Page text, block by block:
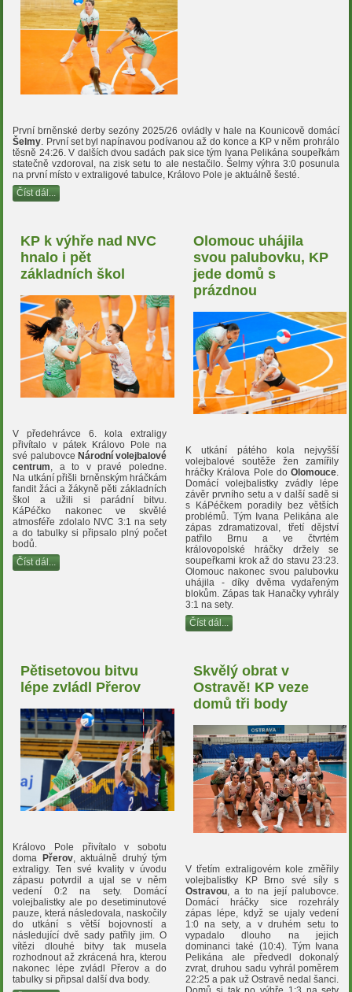
První brněnské derby sezóny 2025/26 ovládly v hale na Kounicově domácí
Šelmy. První set byl napínavou podívanou až do konce a KP v něm prohrálo
těsně 24:26. V dalších dvou sadách pak sice tým Ivana Pelikána soupeřkám
statečně vzdoroval, na zisk setu to ale nestačilo. Šelmy výhra 3:0 posunula
na první místo v extraligové tabulce, Královo Pole je aktuálně šesté.
Číst dál...
KP k výhře nad NVC
hnalo i pět
základních škol
V předehrávce 6. kola extraligy
přivítalo v pátek Královo Pole na
své palubovce Národní volejbalové
centrum, a to v pravé poledne.
Na utkání přišli brněnským hráčkám
fandit žáci a žákyně pěti základních
škol a užili si parádní bitvu.
KáPéčko nakonec ve skvělé
atmosféře zdolalo NVC 3:1 na sety
a do tabulky si připsalo plný počet
bodů.
Číst dál...
Olomouc uhájila
svou palubovku, KP
jede domů s
prázdnou
K utkání pátého kola nejvyšší
volejbalové soutěže žen zamířily
hráčky Králova Pole doOlomouce.
Domácí volejbalistky zvádly lépe
závěr prvního setu a v další sadě si
s KáPéčkem poradily bez větších
problémů. Tým Ivana Pelikána ale
zápas zdramatizoval, třetí dějství
patřilo Brnu a ve čtvrtém
královopolské hráčky držely se
soupeřkami krok až do stavu 23:23.
Olomouc nakonec svou palubovku
uhájila - díky dvěma vydařeným
blokům. Zápas tak Hanačky vyhrály
3:1 na sety.
Číst dál...
Pětisetovou bitvu
lépe zvládl Přerov
Královo Pole přivítalo v sobotu
doma
Přerov, aktuálně druhý tým
extraligy. Ten své kvality v úvodu
zápasu potvrdil a ujal se v něm
vedení 0:2 na sety. Domácí
volejbalistky ale po desetiminutové
pauze, která následovala, naskočily
do utkání s větší bojovností a
následující dvě sady patřily jim. O
vítězi dlouhé bitvy tak musela
rozhodnout až zkrácená hra, kterou
nakonec lépe zvládl Přerov a do
tabulky si připsal další dva body.
Skvělý obrat v
Ostravě! KP veze
domů tři body
V třetím extraligovém kole změřily
volejbalistky KP Brno své síly s
Ostravou, a to na její palubovce.
Domácí hráčky sice rozehrály
zápas lépe, když se ujaly vedení
1:0 na sety, a v druhém setu to
vypadalo dlouho na jejich
dominanci také (10:4). Tým Ivana
Pelikána ale předvedl dokonalý
zvrat, druhou sadu vyhrál poměrem
22:25 a pak už Ostravě nedal šanci.